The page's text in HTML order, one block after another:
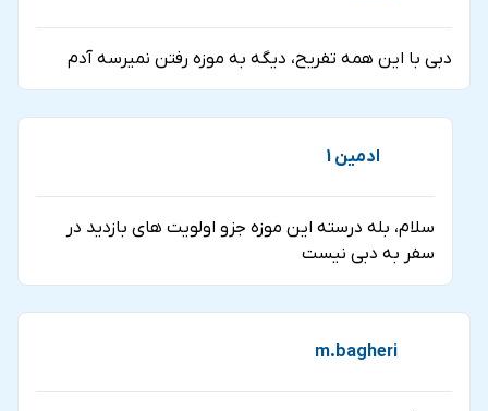
دبی با این همه تفریح، دیگه به موزه رفتن نمیرسه آدم
ادمین 1
سلام، بله درسته این موزه جزو اولویت های بازدید در
سفر به دبی نیست
m.bagheri